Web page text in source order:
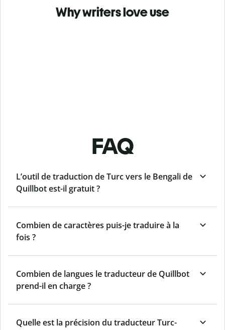
Why writers love use
FAQ
L’outil de traduction de Turc vers le Bengali de
Quillbot est-il gratuit ?
Combien de caractères puis-je traduire à la
fois ?
Combien de langues le traducteur de Quillbot
prend-il en charge ?
Quelle est la précision du traducteur Turc-